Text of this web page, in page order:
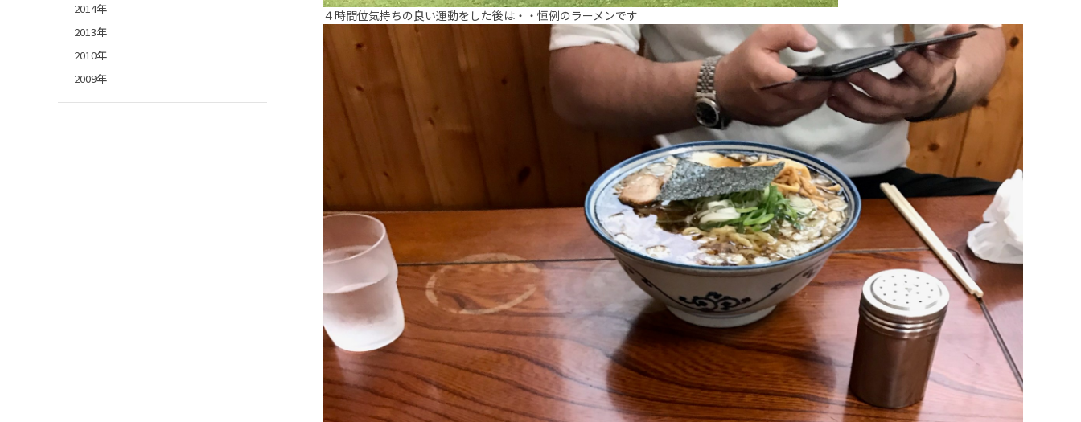
４時間位気持ちの良い運動をした後は・・恒例のラーメンです
2014年
2013年
2010年
2009年